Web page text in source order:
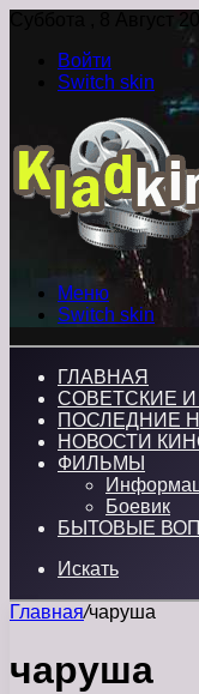
Суббота , 8 Август
Войти
Switch skin
Меню
Switch skin
ГЛАВНАЯ
СОВЕТСКИЕ
ПОСЛЕДНИЕ
НОВОСТИ
ФИЛЬМЫ
Боевик
БЫТОВЫЕ
Искать
Главная/чаруша
чаруша